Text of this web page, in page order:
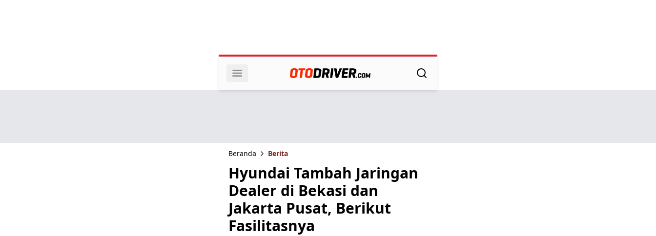
Beranda Berita
Hyundai Tambah Jaringan
Dealer di Bekasi dan
Jakarta Pusat, Berikut
Fasilitasnya